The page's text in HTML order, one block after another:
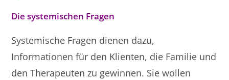
Die systemischen Fragen
Systemische Fragen dienen dazu,
Informationen für den Klienten, die Familie und
den Therapeuten zu gewinnen. Sie wollen